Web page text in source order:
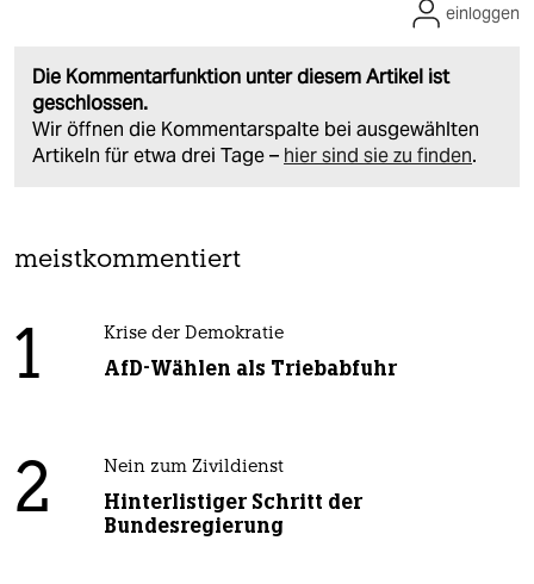
Die Kommentarfunktion unter diesem Artikel ist
geschlossen.
Wir öffnen die Kommentarspalte bei ausgewählten
Artikeln für etwa drei Tage – hier sind sie zu finden.
einloggen
meistkommentiert
1 Krise der Demokratie
AfD-Wählen als Triebabfuhr
2 Nein zum Zivildienst
Hinterlistiger Schritt der
Bundesregierung